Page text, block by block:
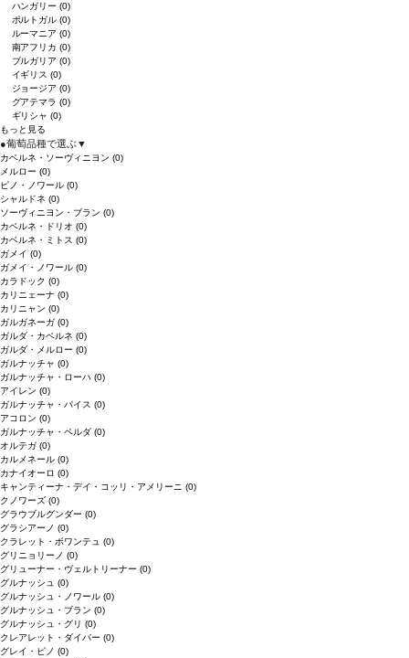
ハンガリー(0)
ポルトガル(0)
ルーマニア(0)
南アフリカ(0)
ブルガリア(0)
イギリス(0)
ジョージア(0)
グアテマラ(0)
ギリシャ(0)
もっと見る
●葡萄品種で選ぶ▼
カベルネ・ソーヴィニヨン (0)
メルロー (0)
ピノ・ノワール (0)
シャルドネ (0)
ソーヴィニヨン・ブラン (0)
カベルネ・ドリオ (0)
カベルネ・ミトス (0)
ガメイ (0)
ガメイ・ノワール (0)
カラドック (0)
カリニェーナ (0)
カリニャン (0)
ガルガネーガ (0)
ガルダ・カベルネ (0)
ガルダ・メルロー (0)
ガルナッチャ (0)
ガルナッチャ・ローハ (0)
アイレン (0)
ガルナッチャ・パイス (0)
アコロン (0)
ガルナッチャ・ペルダ (0)
オルテガ (0)
カルメネール (0)
カナイオーロ (0)
キャンティーナ・デイ・コッリ・アメリーニ (0)
クノワーズ (0)
グラウブルグンダー (0)
グラシアーノ (0)
クラレット・ボワンテュ (0)
グリニョリーノ (0)
グリューナー・ヴェルトリーナー (0)
グルナッシュ (0)
グルナッシュ・ノワール (0)
グルナッシュ・ブラン (0)
グルナッシュ・グリ (0)
クレアレット・ダイバー (0)
グレイ・ピノ (0)